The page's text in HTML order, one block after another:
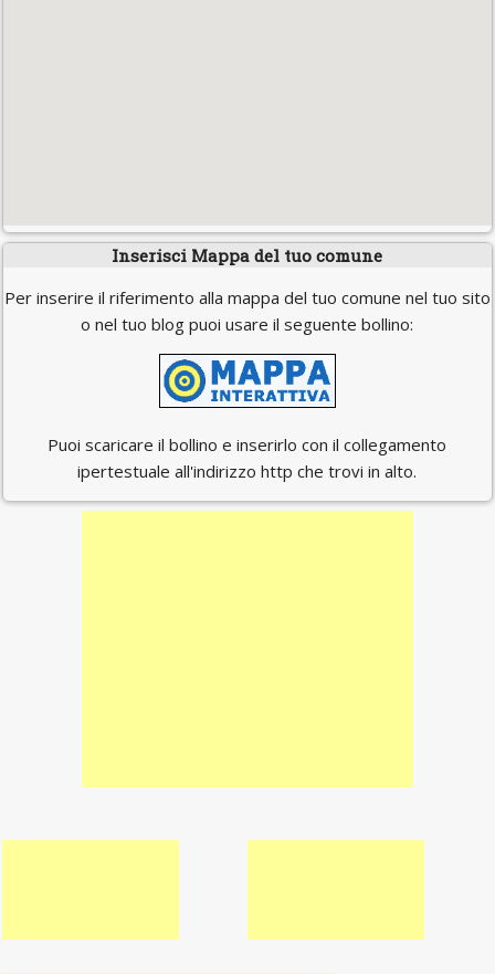
Inserisci Mappa del tuo comune
Per inserire il riferimento alla mappa del tuo comune nel tuo sito
o nel tuo blog puoi usare il seguente bollino:
Puoi scaricare il bollino e inserirlo con il collegamento
ipertestuale all'indirizzo http che trovi in alto.